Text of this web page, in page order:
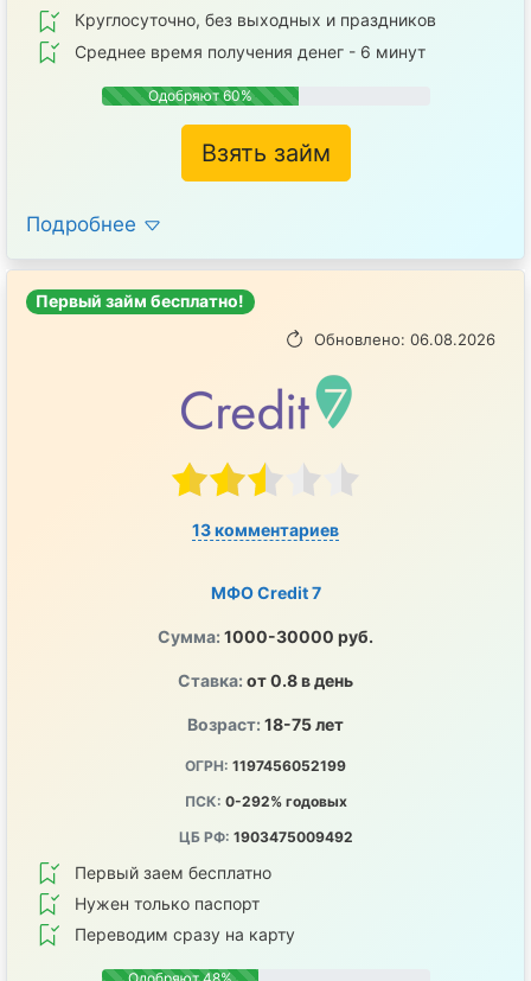
Круглосуточно, без выходных и праздников
Среднее время получения денег - 6 минут
Одобряют 60%
Взять займ
Подробнее
Первый займ бесплатно!
Обновлено: 06.08.2026
13 комментариев
МФО Credit 7
Сумма: 1000-30000 руб.
Ставка: от 0.8 в день
Возраст: 18-75 лет
ОГРН: 1197456052199
ПСК: 0-292% годовых
ЦБ РФ: 1903475009492
Первый заем бесплатно
Нужен только паспорт
Переводим сразу на карту